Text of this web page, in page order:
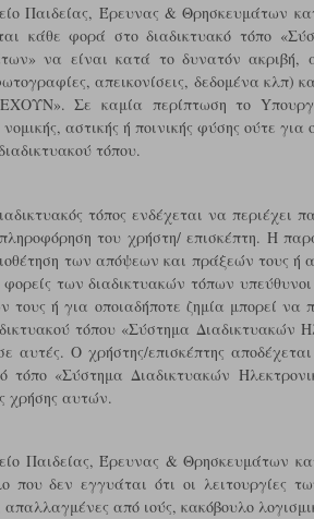
Παιδείας, Έρευνας & Θρησκευμάτων
κάθε φορά στο διαδικτυακό τόπο
να είναι κατά το δυνατόν ακριβή,
απεικονίσεις, δεδομένα κλπ)
Σε καμία περίπτωση το
αστικής ή ποινικής φύσης ούτε
τόπου.
τόπος ενδέχεται να περιέχει
του χρήστη/ επισκέπτη. Η
των απόψεων και πράξεών τους ή
φορείς των διαδικτυακών τόπων
τους ή για οποιαδήποτε ζημία μπορεί
τόπου «Σύστημα
αυτές. Ο χρήστης/επισκέπτης
τόπο «Σύστημα Διαδικτυακών
χρήσης αυτών.
Παιδείας, Έρευνας & Θρησκευμάτων
που δεν εγγυάται ότι οι λειτουργίες
από ιούς, κακόβουλο